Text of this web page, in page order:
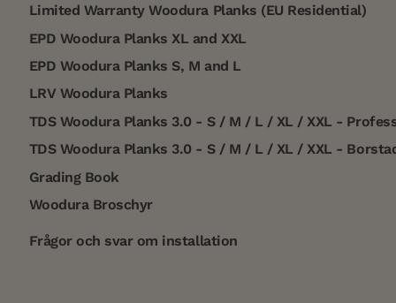
Limited Warranty Woodura Planks (EU Residential)
EPD Woodura Planks XL and XXL
EPD Woodura Planks S, M and L
LRV Woodura Planks
TDS Woodura Planks 3.0 - S / M / L / XL / XXL -
TDS Woodura Planks 3.0 - S / M / L / XL / XXL -
Grading Book
Woodura Broschyr
Frågor och svar om installation